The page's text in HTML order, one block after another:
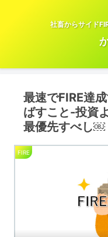
社畜からサイド
最速でFIRE達
ばすこと-投資
最優先すべし￼
FIRE